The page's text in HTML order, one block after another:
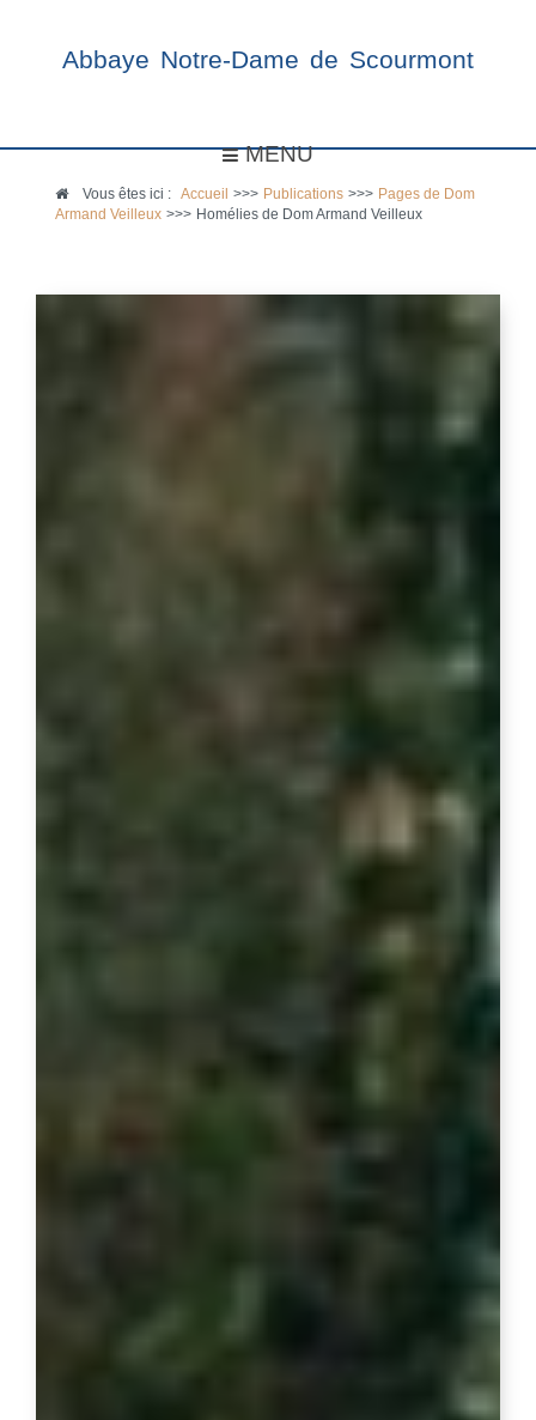
Abbaye Notre-Dame de Scourmont
MENU
Vous êtes ici :Accueil >>> Publications >>> Pages de Dom
Armand Veilleux >>> Homélies de Dom Armand Veilleux